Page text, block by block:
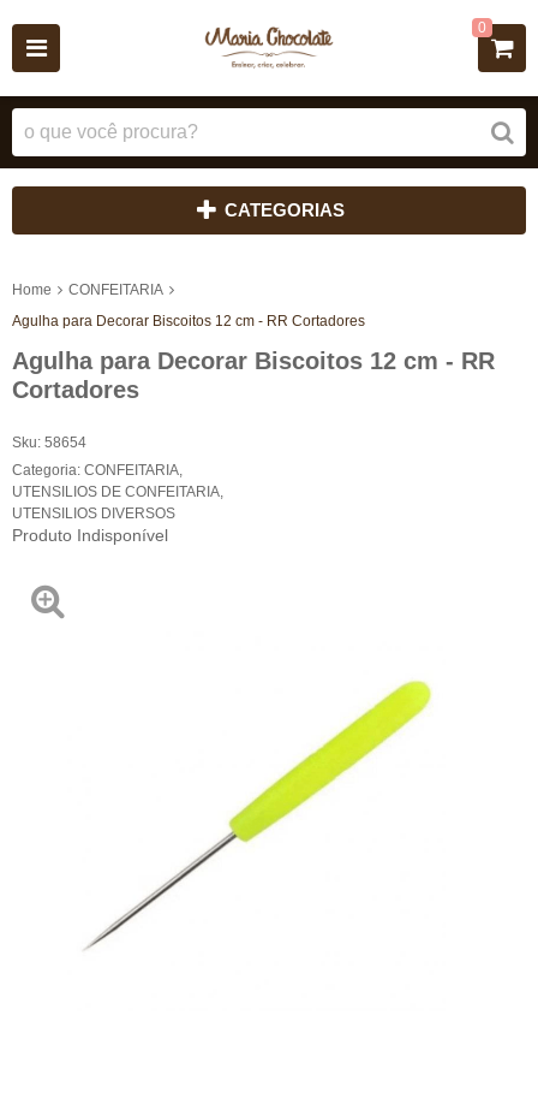
0
CATEGORIAS
Home
CONFEITARIA
Agulha para Decorar Biscoitos 12 cm - RR Cortadores
Agulha para Decorar Biscoitos 12 cm - RR
Cortadores
Sku: 58654
Categoria: CONFEITARIA
UTENSILIOS DE CONFEITARIA
UTENSILIOS DIVERSOS
Produto Indisponível